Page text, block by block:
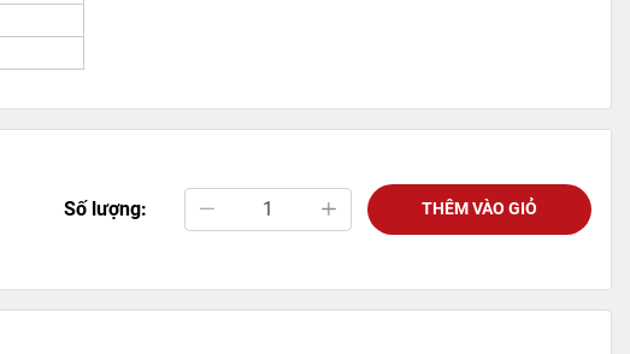
Số lượng: THÊM VÀO GIỎ